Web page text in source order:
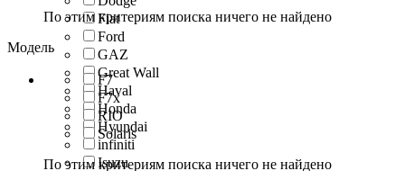
Fiat
Ford
GAZ
Great Wall
Haval
Honda
Hyundai
infiniti
Isuzu
По этим критериям поиска ничего не найдено
Модель
F7
F7x
RIO
Solaris
По этим критериям поиска ничего не найдено